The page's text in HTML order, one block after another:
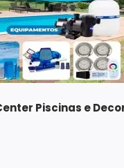
Piscinas e